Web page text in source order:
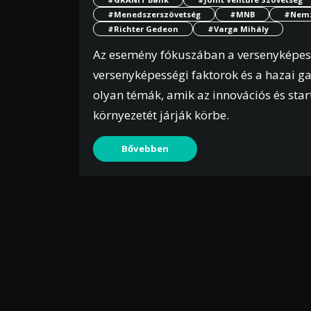
#Menedszerszövetség
#MNB
#Richter Gedeon
#Varga Mihály
Az esemény fókuszában a
versenyképességi faktorok és a hazai
olyan témák, amik az innovációs és
környezetét járják körbe.
Bővebben